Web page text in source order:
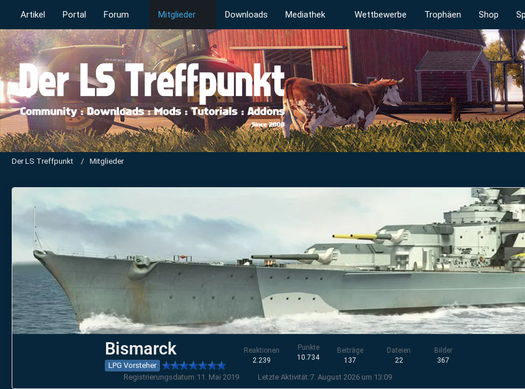
Artikel Portal Forum Mitglieder Downloads Mediathek Wettbewerbe Trophäen Shop
Der LS Treffpunkt Mitglieder
Bismarck
LPG Vorsteher
Reaktionen
2.239
Punkte
10.734
Beiträge
137
Dateien
22
Bilder
367
Registrierungsdatum 11. Mai 2019 Letzte Aktivität 7. August 2026 um 13:09